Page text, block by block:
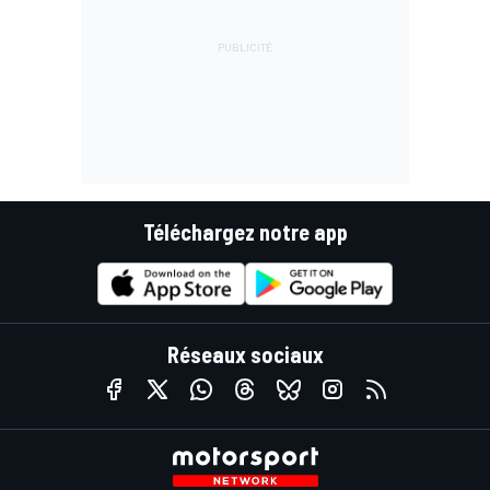
Téléchargez notre app
Réseaux sociaux